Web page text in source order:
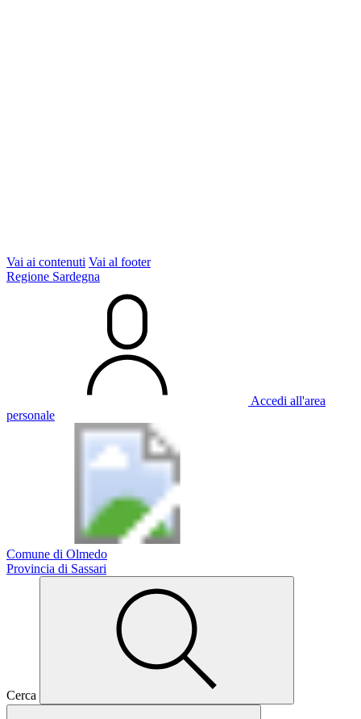
Vai ai contenuti Vai al footer
Regione Sardegna
Accedi all'area
personale
Comune di Olmedo
Provincia di Sassari
Cerca